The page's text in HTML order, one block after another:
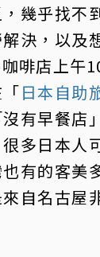
幾乎找不
決，以及
啡店上午
日本自助
有早餐店
多日本人
有的客美
自名古屋